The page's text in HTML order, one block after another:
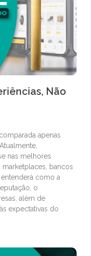
Não
apenas
nas melhores
bancos
como a
o
além de
expectativas do